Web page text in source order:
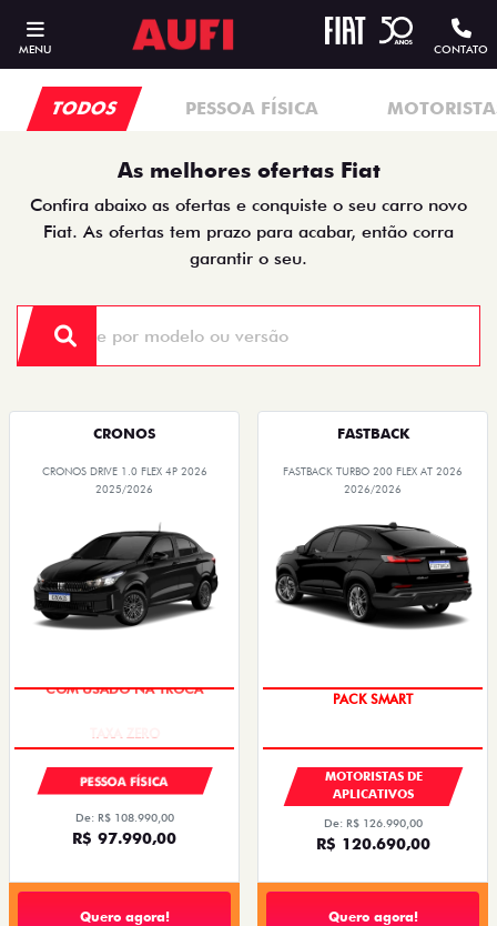
MENU CONTATO
TODOS PESSOA FÍSICA
As melhores ofertas Fiat
Confira abaixo as ofertas e conquiste o seu carro novo
Fiat. As ofertas tem prazo para acabar, então corra
garantir o seu.
CRONOS
CRONOS DRIVE 1.0 FLEX 4P 2026
2025/2026
COM USADO NA TROCA
PESSOA FÍSICA
De: R$ 108.990,00
R$ 97.990,00
Quero agora!
FASTBACK
FASTBACK TURBO 200 FLEX AT 2026
2026/2026
PACK SMART
MOTORISTAS DE
APLICATIVOS
De: R$ 126.990,00
R$ 120.690,00
Quero agora!